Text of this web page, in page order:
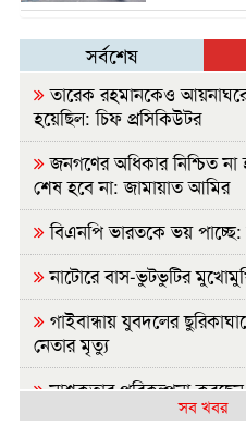
সর্বশেষ
তারেক রহমানকেও আয়নাঘরে
হয়েছিল: চিফ প্রসিকিউটর
জনগণের অধিকার নিশ্চিত না
শেষ হবে না: জামায়াত আমির
বিএনপি ভারতকে ভয়
নাটোরে বাস-ভুটভুটির
গাইবান্ধায় যুবদলের
নেতার মৃত্যু
নাশকতার পরিকল্পনা
সব খবর